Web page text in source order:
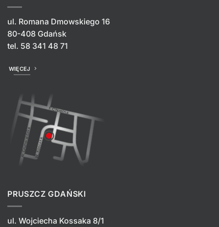
ul. Romana Dmowskiego 16
80-408 Gdańsk
tel. 58 341 48 71
WIĘCEJ
PRUSZCZ GDAŃSKI
ul. Wojciecha Kossaka 8/1